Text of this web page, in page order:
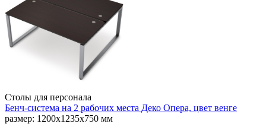
Столы для персонала
Бенч-система на 2 рабочих места Деко Опера, цвет венге
размер: 1200х1235х750 мм